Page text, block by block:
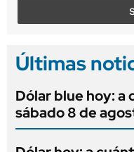
Últimas
Dólar blue hoy: a
sábado 8 de